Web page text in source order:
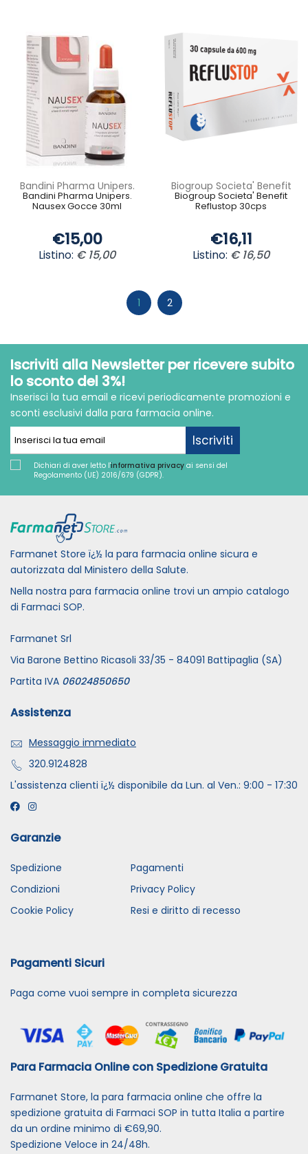
Bandini Pharma Unipers.
Bandini Pharma Unipers.
Nausex Gocce 30ml
€15,00
Listino: € 15,00
Biogroup Societa' Benefit
Biogroup Societa' Benefit
Reflustop 30cps
€16,11
Listino: € 16,50
1 2
Iscriviti alla Newsletter per ricevere subito
lo sconto del 3%!
Inserisci la tua email e ricevi periodicamente promozioni e
sconti esclusivi dalla para farmacia online.
Iscriviti
Dichiari di aver letto l'informativa privacy ai sensi del
Regolamento (UE) 2016/679 (GDPR).
Farmanet Store ï¿½ la para farmacia online sicura e
autorizzata dal Ministero della Salute.
Nella nostra para farmacia online trovi un ampio catalogo
di Farmaci SOP.
Farmanet Srl
Via Barone Bettino Ricasoli 33/35 - 84091 Battipaglia (SA)
Partita IVA 06024850650
Assistenza
Messaggio immediato
320.9124828
L'assistenza clienti ï¿½ disponibile da Lun. al Ven.: 9:00 - 17:30
Garanzie
Spedizione
Pagamenti
Condizioni
Privacy Policy
Cookie Policy
Resi e diritto di recesso
Pagamenti Sicuri
Paga come vuoi sempre in completa sicurezza
Para Farmacia Online con Spedizione Gratuita
Farmanet Store, la para farmacia online che offre la
spedizione gratuita di Farmaci SOP in tutta Italia a partire
da un ordine minimo di €69,90.
Spedizione Veloce in 24/48h.